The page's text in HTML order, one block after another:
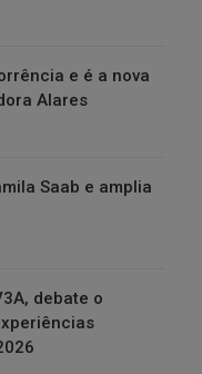
e é a nova
Alares
Saab e amplia
debate o